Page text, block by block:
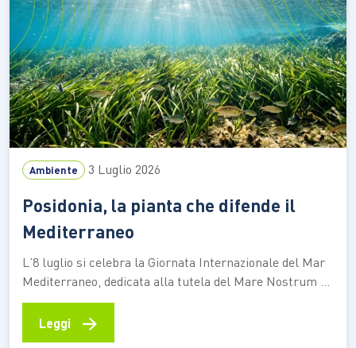
Ambiente 3 Luglio 2026
Posidonia, la pianta che difende il
Mediterraneo
L’8 luglio si celebra la Giornata Internazionale del Mar
Mediterraneo, dedicata alla tutela del Mare Nostrum e
dei suoi ecosistemi. Tra questi c’è la Posidonia
oceanica, una pianta marina che contribuisce alla
Leggi →